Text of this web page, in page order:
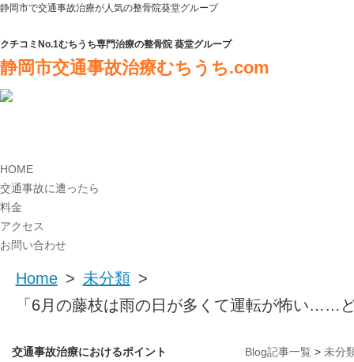
静岡市で交通事故治療が人気の整骨院葵堂グループ
クチコミNo.1むちうち専門治療の整骨院 葵堂グループ
静岡市交通事故治療むちうち.com
HOME
交通事故に遭ったら
料金
アクセス
お問い合わせ
Home > 未分類 >
「6月の藤枝は雨の日が多くて運転が怖い……
Blog記事一覧 > 未分
交通事故治療におけるポイント